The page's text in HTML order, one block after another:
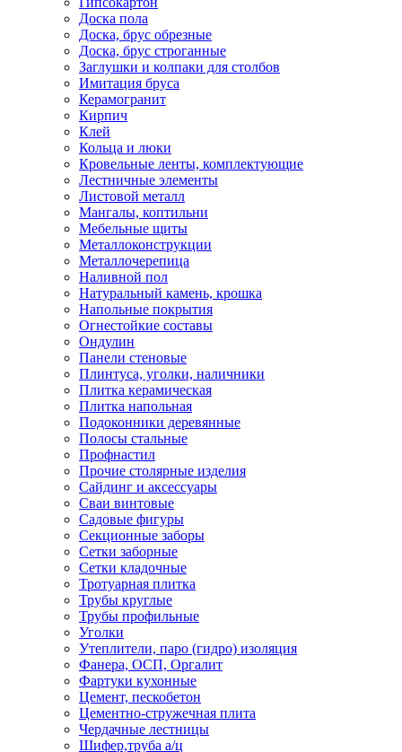
Доска пола
Доска, брус обрезные
Доска, брус строганные
Заглушки и колпаки для столбов
Имитация бруса
Керамогранит
Кирпич
Клей
Кольца и люки
Кровельные ленты, комплектующие
Лестничные элементы
Листовой металл
Мангалы, коптильни
Мебельные щиты
Металлоконструкции
Металлочерепица
Наливной пол
Натуральный камень, крошка
Напольные покрытия
Огнестойкие составы
Ондулин
Панели стеновые
Плинтуса, уголки, наличники
Плитка керамическая
Плитка напольная
Подоконники деревянные
Полосы стальные
Профнастил
Прочие столярные изделия
Сайдинг и аксессуары
Сваи винтовые
Садовые фигуры
Секционные заборы
Сетки заборные
Сетки кладочные
Тротуарная плитка
Трубы круглые
Трубы профильные
Уголки
Утеплители, паро (гидро) изоляция
Фанера, ОСП, Оргалит
Фартуки кухонные
Цемент, пескобетон
Цементно-стружечная плита
Чердачные лестницы
Шифер,труба а/ц